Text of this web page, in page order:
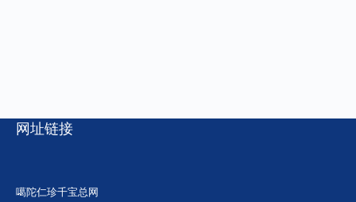
网址链接
噶陀仁珍千宝总网